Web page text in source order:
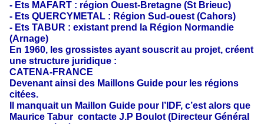
- Ets MAFART : région Ouest-Bretagne (St Brieuc)
- Ets QUERCYMETAL : Région Sud-ouest (Cahors)
- Ets TABUR : existant prend la Région Normandie
(Arnage)
En 1960, les grossistes ayant souscrit au projet, créent
une structure juridique :
CATENA-FRANCE
Devenant ainsi des Maillons Guide pour les régions
citées.
Il manquait un Maillon Guide pour l’IDF, c’est alors que
Maurice Tabur contacte J.P Boulot (Directeur Général